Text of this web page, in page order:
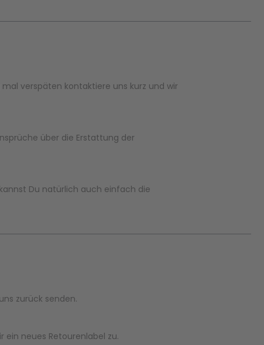
verspäten kontaktiere uns kurz und wir
über die Erstattung der
Du natürlich auch einfach die
zurück senden.
ein neues Retourenlabel zu.